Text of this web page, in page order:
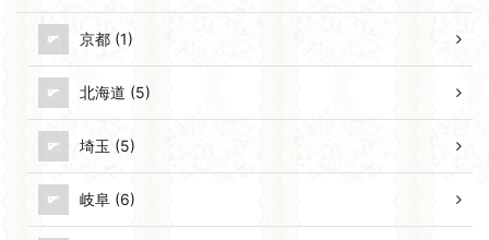
京都 (1)
北海道 (5)
埼玉 (5)
岐阜 (6)